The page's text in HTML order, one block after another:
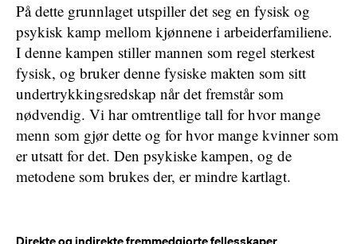
På dette grunnlaget utspiller det seg en fysisk og
psykisk kamp mellom kjønnene i arbeiderfamiliene.
I denne kampen stiller mannen som regel sterkest
fysisk, og bruker denne fysiske makten som sitt
undertrykkingsredskap når det fremstår som
nødvendig. Vi har omtrentlige tall for hvor mange
menn som gjør dette og for hvor mange kvinner som
er utsatt for det. Den psykiske kampen, og de
metodene som brukes der, er mindre kartlagt.
Direkte og indirekte fremmedgjorte fellesskaper